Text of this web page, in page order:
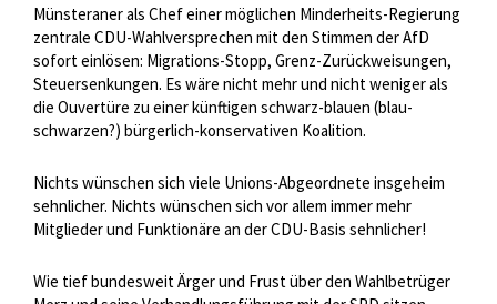
Münsteraner als Chef einer möglichen Minderheits-Regierung
zentrale CDU-Wahlversprechen mit den Stimmen der AfD
sofort einlösen: Migrations-Stopp, Grenz-Zurückweisungen,
Steuersenkungen. Es wäre nicht mehr und nicht weniger als
die Ouvertüre zu einer künftigen schwarz-blauen (blau-
schwarzen?) bürgerlich-konservativen Koalition.
Nichts wünschen sich viele Unions-Abgeordnete insgeheim
sehnlicher. Nichts wünschen sich vor allem immer mehr
Mitglieder und Funktionäre an der CDU-Basis sehnlicher!
Wie tief bundesweit Ärger und Frust über den Wahlbetrüger